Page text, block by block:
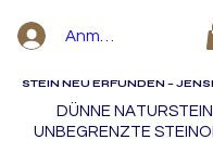
Anmelden
STEIN NEU ERFUNDEN –
DÜNNE
UNBEGRENZTE